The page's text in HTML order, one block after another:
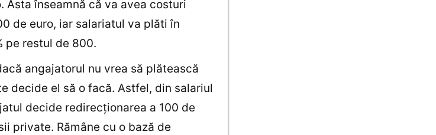
Asta înseamnă că va avea costuri
de euro, iar salariatul va plăti în
pe restul de 800.
angajatorul nu vrea să plătească
decide el să o facă. Astfel, din salariul
decide redirecționarea a 100 de
private. Rămâne cu o bază de